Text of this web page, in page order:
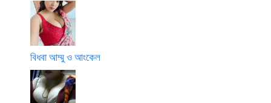
বিধবা আম্মু ও আংকেল